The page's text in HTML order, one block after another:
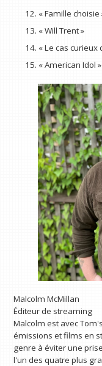
« Famille choisie
« Will Trent »
« Le cas curieux
« American Idol »
Malcolm McMillan
Éditeur de streaming
Malcolm est avec
émissions et films en
genre à éviter une
l'un des quatre plus